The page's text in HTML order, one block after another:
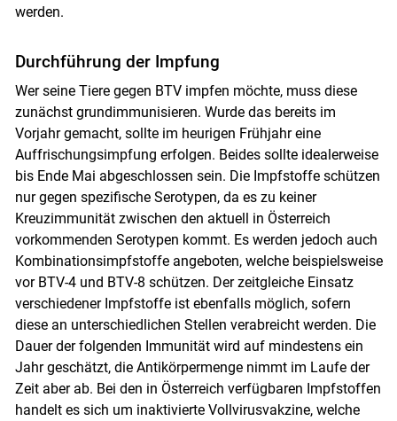
werden.
Durchführung der Impfung
Wer seine Tiere gegen BTV impfen möchte, muss diese
zunächst grundimmunisieren. Wurde das bereits im
Vorjahr gemacht, sollte im heurigen Frühjahr eine
Auffrischungsimpfung erfolgen. Beides sollte idealerweise
bis Ende Mai abgeschlossen sein. Die Impfstoffe schützen
nur gegen spezifische Serotypen, da es zu keiner
Kreuzimmunität zwischen den aktuell in Österreich
vorkommenden Serotypen kommt. Es werden jedoch auch
Kombinationsimpfstoffe angeboten, welche beispielsweise
vor BTV-4 und BTV-8 schützen. Der zeitgleiche Einsatz
verschiedener Impfstoffe ist ebenfalls möglich, sofern
diese an unterschiedlichen Stellen verabreicht werden. Die
Dauer der folgenden Immunität wird auf mindestens ein
Jahr geschätzt, die Antikörpermenge nimmt im Laufe der
Zeit aber ab. Bei den in Österreich verfügbaren Impfstoffen
handelt es sich um inaktivierte Vollvirusvakzine, welche